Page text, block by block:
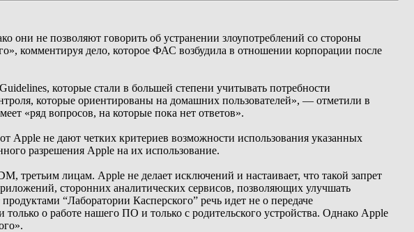
они не позволяют говорить об устранении злоупотреблений со стороны
комментируя дело, которое ФАС возбудила в отношении корпорации после
которые стали в большей степени учитывать потребности
которые ориентированы на домашних пользователей», — отметили в
«ряд вопросов, на которые пока нет ответов».
Apple не дают четких критериев возможности использования указанных
разрешения Apple на их использование.
лицам. Apple не делает исключений и настаивает, что такой запрет
сторонних аналитических сервисов, позволяющих улучшать
“Лаборатории Касперского” речь идет не о передаче
о работе нашего ПО и только с родительского устройства. Однако Apple